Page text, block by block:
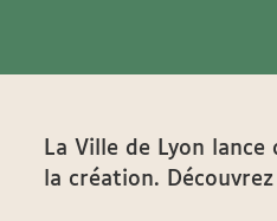
La Ville de Lyon
la création.